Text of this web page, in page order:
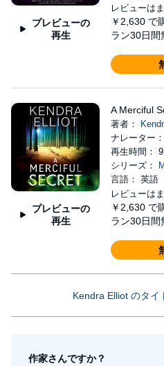
プレビューの
再生
レビューは
￥2,630 で
ラン30日間
プレビューの
再生
A Merciful
著者：
ナレーター：
再生時間：
シリーズ：
言語： 英語
レビューは
￥2,630 で
ラン30日間
Kendra Elliot のタイ
作家さんですか？